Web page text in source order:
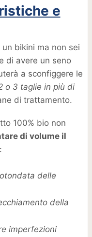
e
bikini ma non sei
di avere un seno
a sconfiggere le
o 3 taglie in più di
di trattamento.
100% bio non
di volume il
delle
della
imperfezioni